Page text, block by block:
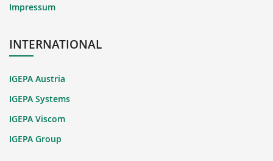
Impressum
INTERNATIONAL
IGEPA Austria
IGEPA Systems
IGEPA Viscom
IGEPA Group